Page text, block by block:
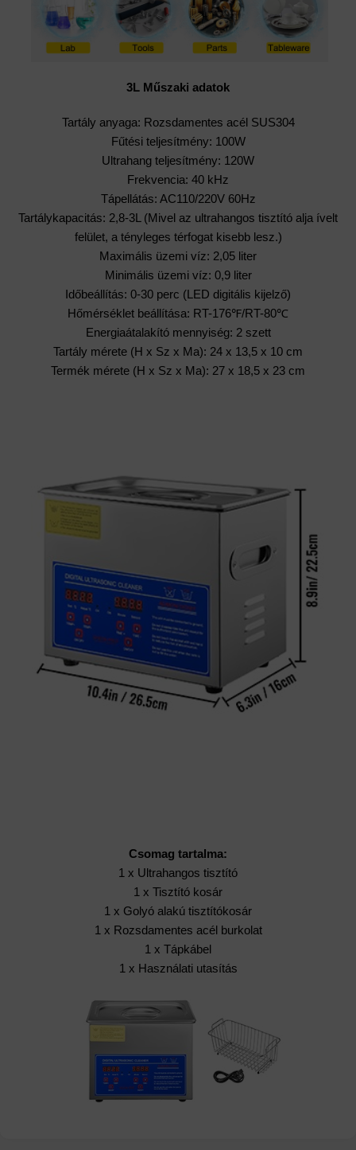
3L Műszaki adatok
Tartály anyaga: Rozsdamentes acél SUS304
Fűtési teljesítmény: 100W
Ultrahang teljesítmény: 120W
Frekvencia: 40 kHz
Tápellátás: AC110/220V 60Hz
Tartálykapacitás: 2,8-3L (Mivel az ultrahangos tisztító alja ívelt
felület, a tényleges térfogat kisebb lesz.)
Maximális üzemi víz: 2,05 liter
Minimális üzemi víz: 0,9 liter
Időbeállítás: 0-30 perc (LED digitális kijelző)
Hőmérséklet beállítása: RT-176℉/RT-80℃
Energiaátalakító mennyiség: 2 szett
Tartály mérete (H x Sz x Ma): 24 x 13,5 x 10 cm
Termék mérete (H x Sz x Ma): 27 x 18,5 x 23 cm
Csomag tartalma:
1 x Ultrahangos tisztító
1 x Tisztító kosár
1 x Golyó alakú tisztítókosár
1 x Rozsdamentes acél burkolat
1 x Tápkábel
1 x Használati utasítás